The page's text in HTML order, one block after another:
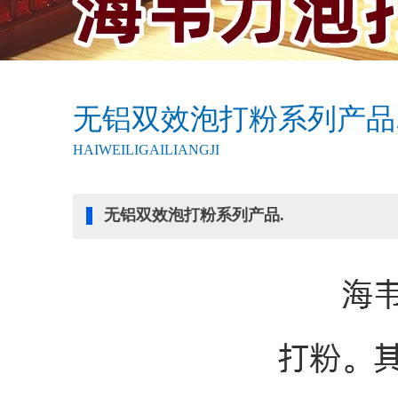
无铝双效泡打粉系列产
HAIWEILIGAILIANGJI
无铝双效泡打粉系列产品.